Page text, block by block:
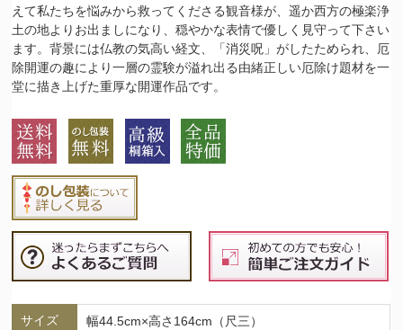
えて私たちを悩みから救ってくださる観音様が、遥か西方の極楽浄
土の地よりお出ましになり、穏やかな表情で優しく見守って下さい
ます。背景には仏教の気高い経文、「消災呪」がしたためられ、厄
除開運の趣により一層の霊験が溢れ出る由緒正しい厄除け題材を一
堂に描き上げた重厚な開運作品です。
サイズ 幅44.5cm×高さ164cm（尺三）